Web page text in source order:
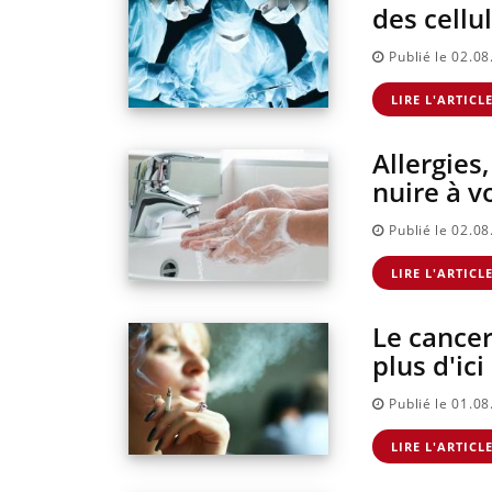
des
Publié le
LIRE L'ARTICLE
nuire à
Publié le
LIRE L'ARTICLE
Le
plus d'ici
Publié le
LIRE L'ARTICLE